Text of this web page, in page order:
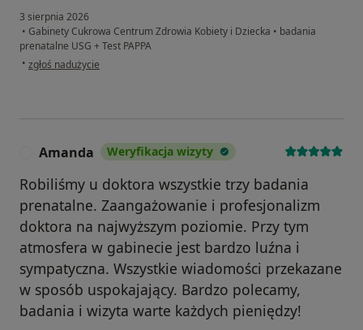
3 sierpnia 2026
• Gabinety Cukrowa Centrum Zdrowia Kobiety i Dziecka • badania
prenatalne USG + Test PAPPA
• w opinii użytkownika A. Manoilova
zgłoś nadużycie
Amanda Weryfikacja wizyty
Robiliśmy u doktora wszystkie trzy badania
prenatalne. Zaangażowanie i profesjonalizm
doktora na najwyższym poziomie. Przy tym
atmosfera w gabinecie jest bardzo luźna i
sympatyczna. Wszystkie wiadomości przekazane
w sposób uspokajający. Bardzo polecamy,
badania i wizyta warte każdych pieniędzy!